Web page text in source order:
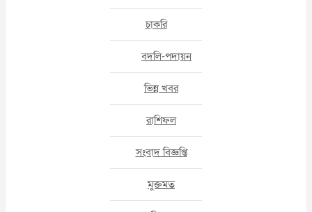
চাকরি
বদলি-পদায়ন
ভিন্ন খবর
রাশিফল
সংবাদ বিজ্ঞপ্তি
মুক্তমত